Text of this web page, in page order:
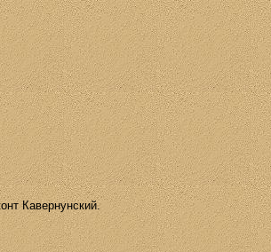
Ка­вер­нун­с­кий.